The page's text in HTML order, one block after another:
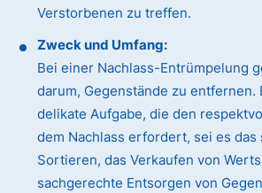
Verstorbenen zu treffen.
Zweck und Umfang:
Bei einer Nachlass-Entrümpelung
darum, Gegenstände zu entfernen.
delikate Aufgabe, die den
dem Nachlass erfordert, sei es das
Sortieren, das Verkaufen von
sachgerechte Entsorgen von